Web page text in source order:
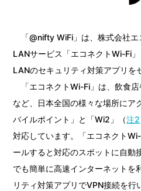
「@nifty WiFi」は、株式会社
LANサービス「エコネクトWi-Fi
LANのセキュリティ対策アプリを
「エコネクトWi-Fi」は、飲食
など、日本全国の様々な場所にア
バイルポイント」と「Wi2」（注2
対応しています。「エコネクト
ールすると対応のスポットに自動
でも簡単に高速インターネットを
リティ対策アプリでVPN接続を行